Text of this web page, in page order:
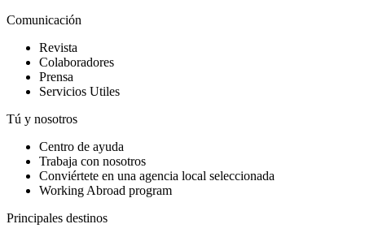
Comunicación
Revista
Colaboradores
Prensa
Servicios Utiles
Tú y nosotros
Centro de ayuda
Trabaja con nosotros
Conviértete en una agencia local seleccionada
Working Abroad program
Principales destinos